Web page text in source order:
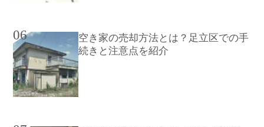
06
空き家の売却方法とは？足立区での手
続きと注意点を紹介